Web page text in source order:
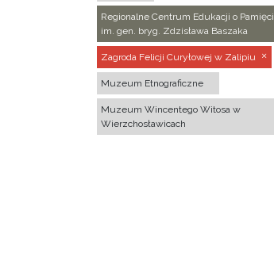
Regionalne Centrum Edukacji o Pamięci
im. gen. bryg. Zdzisława Baszaka
Zagroda Felicji Curyłowej w Zalipiu
Muzeum Etnograficzne
Muzeum Wincentego Witosa w
Wierzchosławicach